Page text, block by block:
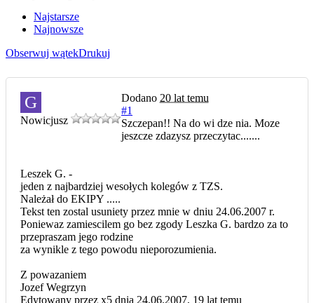
Najstarsze
Najnowsze
Obserwuj wątekDrukuj
G
Nowicjusz
Dodano 20 lat temu
#1
Szczepan!! Na do wi dze nia. Moze
jeszcze zdazysz przeczytac.......
Leszek G. -
jeden z najbardziej wesołych kolegów z TZS.
Należał do EKIPY .....
Tekst ten zostal usuniety przez mnie w dniu 24.06.2007 r.
Poniewaz zamiescilem go bez zgody Leszka G. bardzo za to
przepraszam jego rodzine
za wynikle z tego powodu nieporozumienia.
Z powazaniem
Jozef Wegrzyn
Edytowany przez x5 dnia 24.06.2007, 19 lat temu